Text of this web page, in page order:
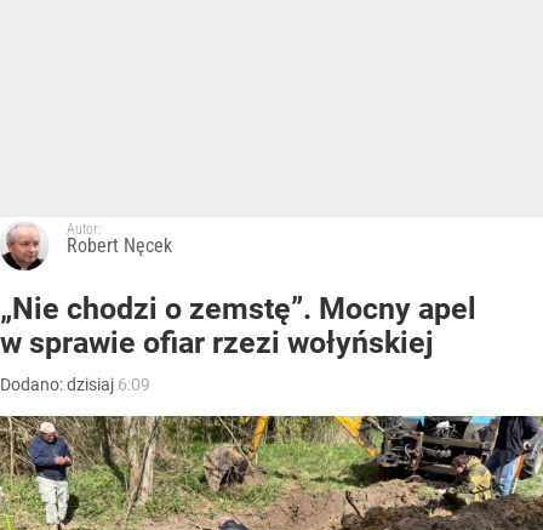
Autor:
Robert Nęcek
„Nie chodzi o zemstę”. Mocny apel
w sprawie ofiar rzezi wołyńskiej
Dodano:dzisiaj 6:09